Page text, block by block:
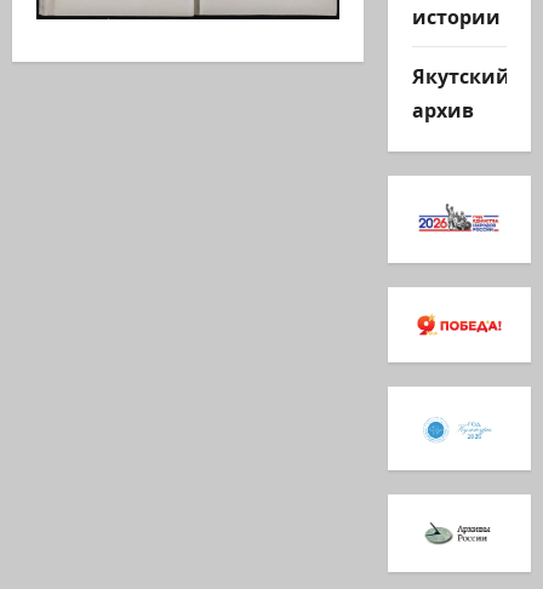
истории
Якутский
архив